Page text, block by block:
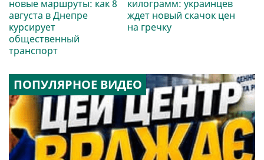
новые маршруты: как 8
августа в Днепре
курсирует
общественный
транспорт
килограмм: украинцев
ждет новый скачок цен
на гречку
ПОПУЛЯРНОЕ ВИДЕО